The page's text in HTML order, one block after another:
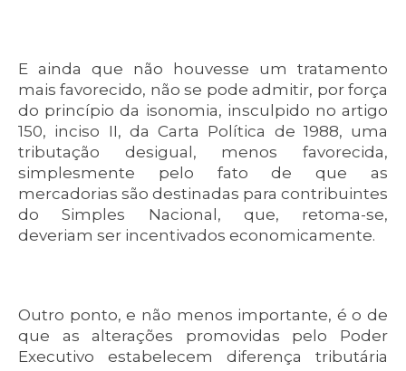
E ainda que não houvesse um tratamento
mais favorecido, não se pode admitir, por força
do princípio da isonomia, insculpido no artigo
150, inciso II, da Carta Política de 1988, uma
tributação desigual, menos favorecida,
simplesmente pelo fato de que as
mercadorias são destinadas para contribuintes
do Simples Nacional, que, retoma-se,
deveriam ser incentivados economicamente.
Outro ponto, e não menos importante, é o de
que as alterações promovidas pelo Poder
Executivo estabelecem diferença tributária